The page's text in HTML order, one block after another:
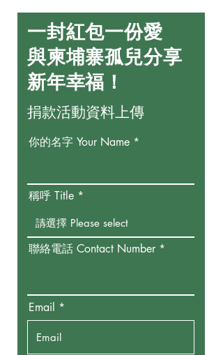
一封紅包一份愛
與柬埔寨孤兒分享
新年幸福！
捐款活動資料上傳
你的名字 Your Name
稱呼 Title
聯絡電話 Contact Number
Email